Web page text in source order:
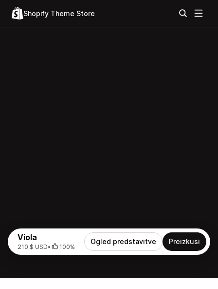
Shopify Theme Store
Viola
210 $ USD• 100%
Ogled predstavitve Preizkusi